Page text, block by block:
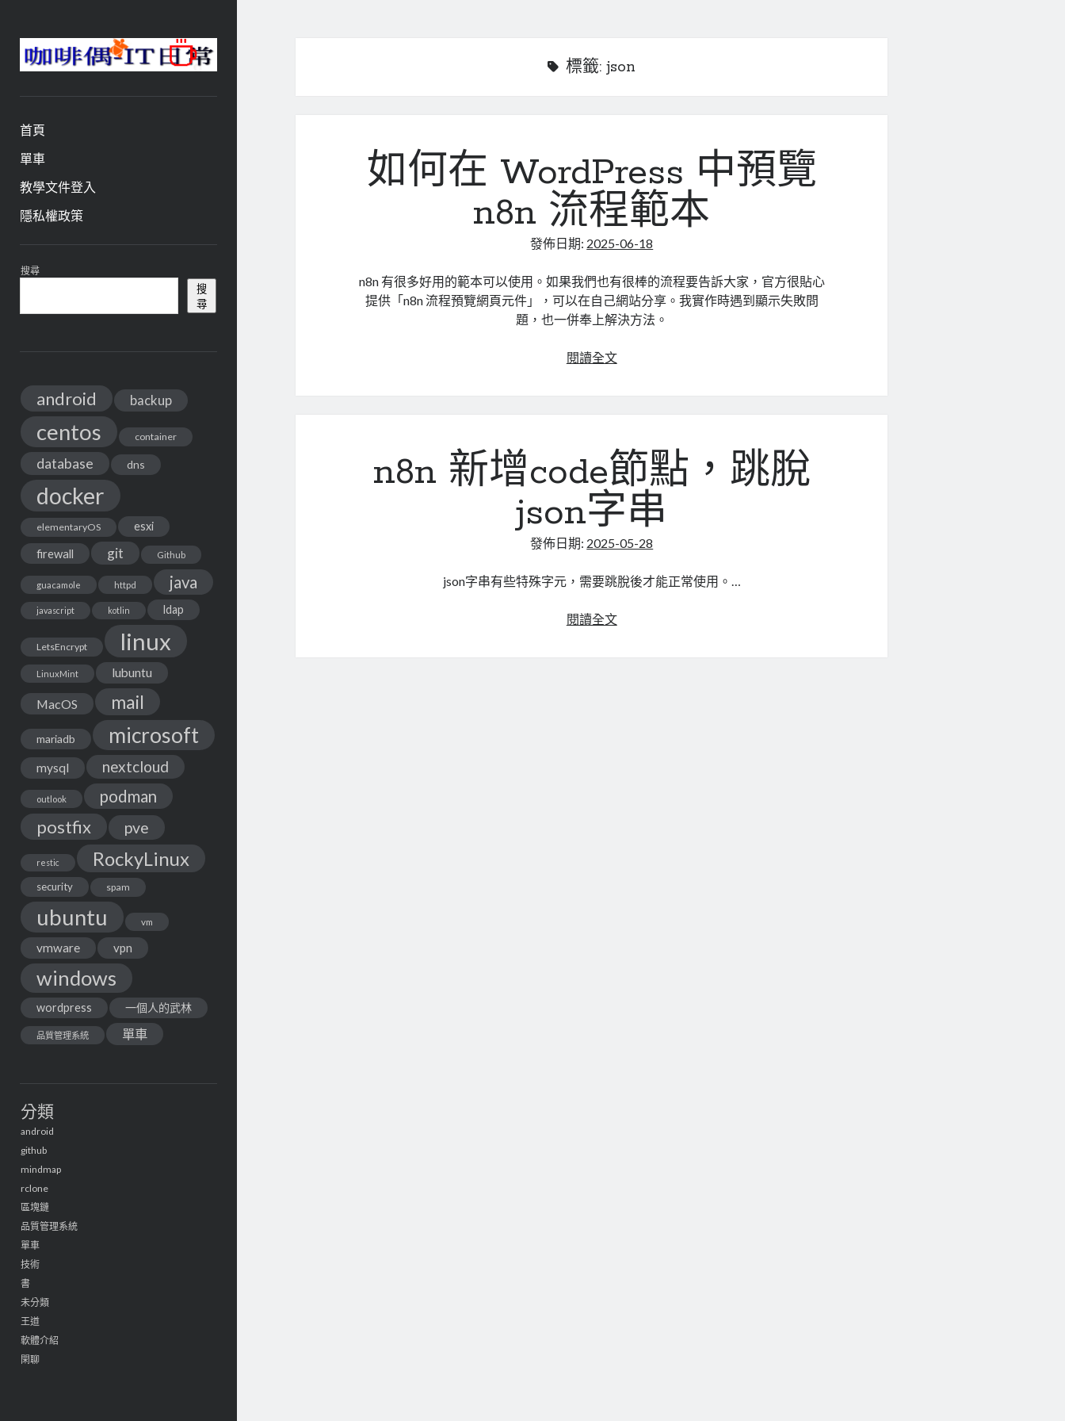
咖
啡
與
IT
日
常
首頁
單車
教學文件登入
隱私權政策
資
訊
欄
搜尋
搜
尋
android backup
centos container
database dns
docker
elementaryOS esxi
firewall git Github
guacamole httpd java
javascript kotlin ldap
LetsEncrypt linux
LinuxMint lubuntu
MacOS mail
mariadb microsoft
mysql nextcloud
outlook podman
postfix pve
restic RockyLinux
security spam
ubuntu vm
vmware vpn
windows
wordpress 一個人的武林
品質管理系統 單車
分類
android
github
mindmap
rclone
區塊鏈
品質管理系統
單車
技術
書
未分類
王道
軟體介紹
閑聊
標籤:json
如何在 WordPress 中預覽
n8n 流程範本
發佈日期: 2025-06-18
n8n 有很多好用的範本可以使用。如果我們也有很棒的流程要告訴大家，官方很貼心
提供「n8n 流程預覽網頁元件」，可以在自己網站分享。我實作時遇到顯示失敗問
題，也一併奉上解決方法。
閱讀全文如
預
覽
n8n
流
範
n8n 新增code節點，跳脫
json字串
發佈日期: 2025-05-28
json字串有些特殊字元，需要跳脫後才能正常使用。…
閱讀全文n8n